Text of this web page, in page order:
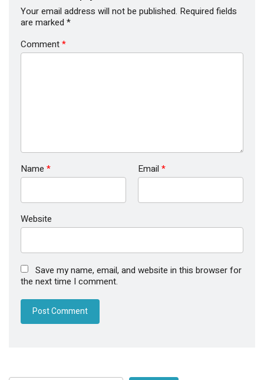
Your email address will not be published. Required fields
are marked *
Comment*
Name * Email *
Website
Save my name, email, and website in this browser for
the next time I comment.